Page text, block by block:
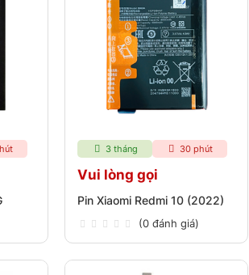
3 tháng 30 phút
Vui lòng gọi
Pin Xiaomi Redmi 10 (2022)
(0 đánh giá)